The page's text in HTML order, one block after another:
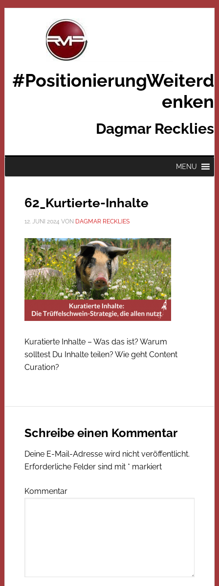
#PositionierungWeiterd
enken
Dagmar Recklies
MENU
62_Kurtierte-Inhalte
12. JUNI 2024 VON DAGMAR RECKLIES
Kuratierte Inhalte – Was das ist? Warum
solltest Du Inhalte teilen? Wie geht Content
Curation?
Schreibe einen Kommentar
Deine E-Mail-Adresse wird nicht veröffentlicht.
Erforderliche Felder sind mit * markiert
Kommentar